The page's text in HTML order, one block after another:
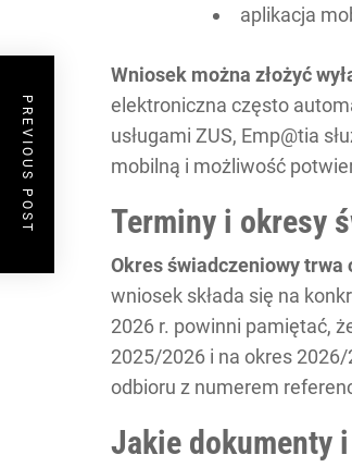
aplikacja
Wniosek można złożyć
elektroniczna często
usługami ZUS, Emp@tia
mobilną i możliwość
Terminy i okresy
Okres świadczeniowy trwa
wniosek składa się na
2026 r. powinni pamiętać,
2025/2026 i na okres
odbioru z numerem
Jakie dokumenty
PREVIOUS POST